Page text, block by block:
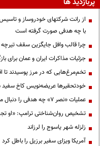
از رانت‌ شرکتهای خودروساز و
با چه هدفی صورت گرفته است
چرا قالب وافل جایگزین سقف
جزئیات مذاکرات ایران و عمان برای
تخم‌مرغ‌هایی که در مرز پوسیدند تا
خودتحقیرها عریضه‌نویس کاخ سفید
عملیات «نصر ۷» چه هدفی را دنبال می‌کرد؟
تشخیص روان‌شناختی ترامپ: «او
زلزله شهر یاسوج را لرزاند
آمریکا ویزای سفیر برزیل را باطل کرد